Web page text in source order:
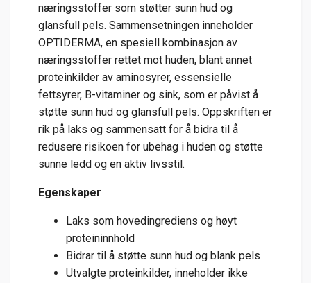
næringsstoffer som støtter sunn hud og
glansfull pels. Sammensetningen inneholder
OPTIDERMA, en spesiell kombinasjon av
næringsstoffer rettet mot huden, blant annet
proteinkilder av aminosyrer, essensielle
fettsyrer, B-vitaminer og sink, som er påvist å
støtte sunn hud og glansfull pels. Oppskriften er
rik på laks og sammensatt for å bidra til å
redusere risikoen for ubehag i huden og støtte
sunne ledd og en aktiv livsstil.
Egenskaper
Laks som hovedingrediens og høyt
proteininnhold
Bidrar til å støtte sunn hud og blank pels
Utvalgte proteinkilder, inneholder ikke